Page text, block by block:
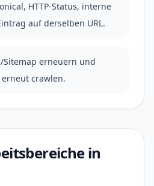
HTTP-Status, interne
auf derselben URL.
Sitemap erneuern und
erneut crawlen.
in